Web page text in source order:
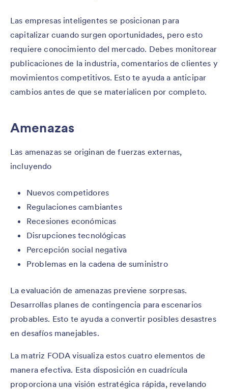
Las empresas inteligentes se posicionan para
capitalizar cuando surgen oportunidades, pero esto
requiere conocimiento del mercado. Debes monitorear
publicaciones de la industria, comentarios de clientes y
movimientos competitivos. Esto te ayuda a anticipar
cambios antes de que se materialicen por completo.
Amenazas
Las amenazas se originan de fuerzas externas,
incluyendo
Nuevos competidores
Regulaciones cambiantes
Recesiones económicas
Disrupciones tecnológicas
Percepción social negativa
Problemas en la cadena de suministro
La evaluación de amenazas previene sorpresas.
Desarrollas planes de contingencia para escenarios
probables. Esto te ayuda a convertir posibles desastres
en desafíos manejables.
La matriz FODA visualiza estos cuatro elementos de
manera efectiva. Esta disposición en cuadrícula
proporciona una visión estratégica rápida, revelando